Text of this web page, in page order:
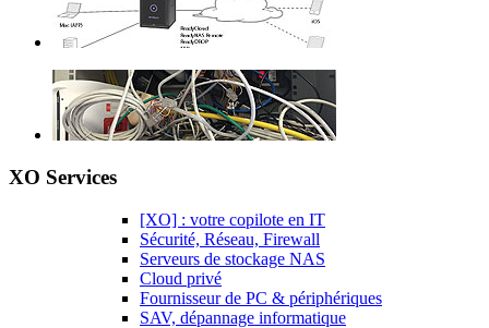
XO Services
[XO] : votre copilote en IT
Sécurité, Réseau, Firewall
Serveurs de stockage NAS
Cloud privé
Fournisseur de PC & périphériques
SAV, dépannage informatique